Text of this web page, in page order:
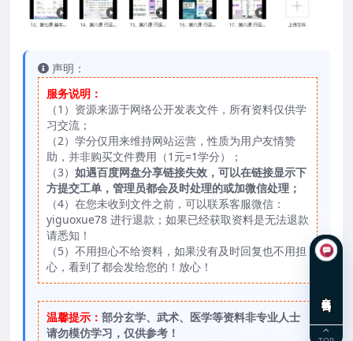
声明：
服务说明：
（1）资源来源于网络公开发表文件，所有资料仅供学
习交流；
（2）学分仅用来维持网站运营，性质为用户友情赞
助，并非购买文件费用（1元=1学分）；
（3） 如遇百度网盘分享链接失效，可以在链接显示下
方提交工单，管理员都会及时处理的或加微信处理；
（4）在您未收到文件之前，可以联系客服微信：
yiguoxue78 进行退款；如果已经获取资料是无法退款
请悉知！
（5）不用担心不给资料，如果没有及时回复也不用担
心，看到了都会发给您的！放心！
温馨提示： 部分玄学、武术、医学等资料非专业人士
请勿模仿学习，仅供参考！